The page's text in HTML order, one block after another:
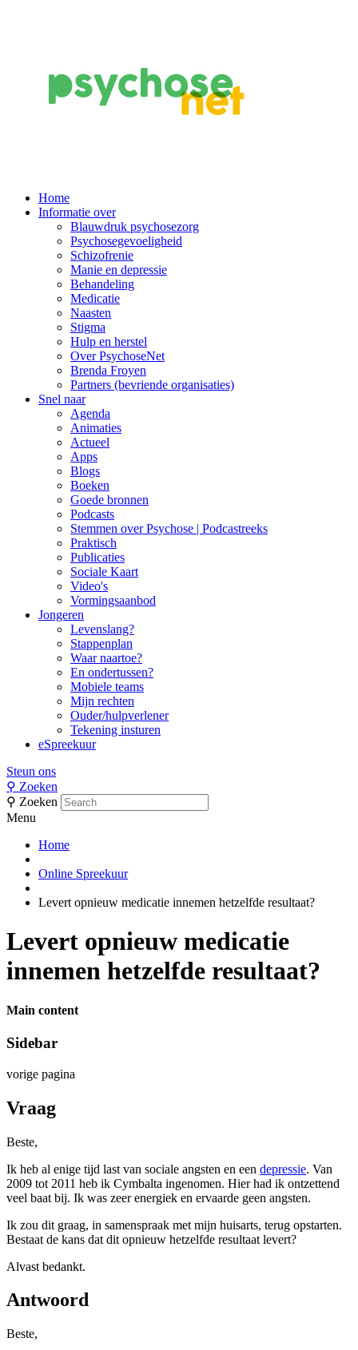
Main
Navigation
Home
Informatie over
Blauwdruk psychosezorg
Psychosegevoeligheid
Schizofrenie
Manie en depressie
Behandeling
Medicatie
Naasten
Stigma
Hulp en herstel
Over PsychoseNet
Brenda Froyen
Partners (bevriende organisaties)
Snel naar
Agenda
Animaties
Actueel
Apps
Blogs
Boeken
Goede bronnen
Podcasts
Stemmen over Psychose | Podcastreeks
Praktisch
Publicaties
Sociale Kaart
Video's
Vormingsaanbod
Jongeren
Levenslang?
Stappenplan
Waar naartoe?
En ondertussen?
Mobiele teams
Mijn rechten
Ouder/hulpverlener
Tekening insturen
eSpreekuur
Steun ons
⚲ Zoeken
⚲ Zoeken
Menu
Home
Online Spreekuur
Levert opnieuw medicatie innemen hetzelfde resultaat?
Levert opnieuw medicatie
innemen hetzelfde resultaat?
Main content
Sidebar
vorige pagina
Vraag
Beste,
Ik heb al enige tijd last van sociale angsten en een depressie. Van
2009 tot 2011 heb ik Cymbalta ingenomen. Hier had ik ontzettend
veel baat bij. Ik was zeer energiek en ervaarde geen angsten.
Ik zou dit graag, in samenspraak met mijn huisarts, terug opstarten.
Bestaat de kans dat dit opnieuw hetzelfde resultaat levert?
Alvast bedankt.
Antwoord
Beste,